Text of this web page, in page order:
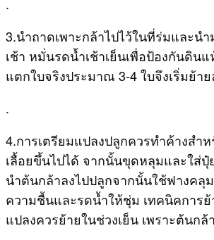
3.นำถาดเพาะกล้าไปไว้ในที่ร่มและน
เช้า หมั่นรดน้ำเช้าเย็นเพื่อป้องกันดินแ
แตกใบจริงประมาณ 3-4 ใบจึงเริ่มย้า
.
4.การเตรียมแปลงปลูกควรทำค้างสำ
เลื้อยขึ้นไปได้ จากนั้นขุดหลุมและใส่
นำต้นกล้าลงไปปลูกจากนั้นใช้ฟางคลุ
ความชื้นและรดน้ำให้ชุ่ม เทคนิคการ
แปลงควรย้ายในช่วงเย็น เพราะต้นก